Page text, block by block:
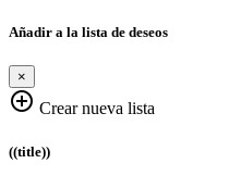
Añadir a la lista de deseos
×
add_circle_outline Crear nueva lista
((title))